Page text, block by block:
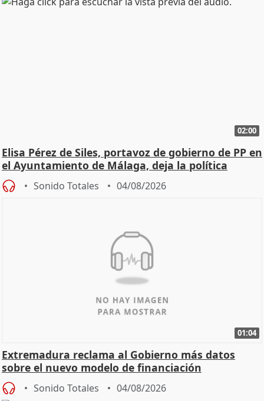
02:00
Elisa Pérez de Siles, portavoz de gobierno de PP en
el Ayuntamiento de Málaga, deja la política
Sonido Totales 04/08/2026
01:04
Extremadura reclama al Gobierno más datos
sobre el nuevo modelo de financiación
Sonido Totales 04/08/2026